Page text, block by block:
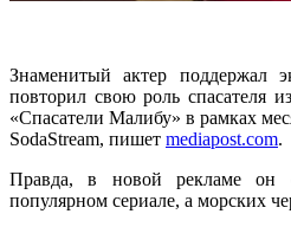
Знаменитый актер поддержал
повторил свою роль спасателя
«Спасатели Малибу» в рамках
SodaStream, пишет mediapost.com.
Правда, в новой рекламе он
популярном сериале, а морских